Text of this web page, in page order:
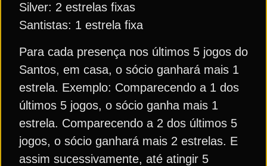
Silver: 2 estrelas fixas
Santistas: 1 estrela fixa
Para cada presença nos últimos 5 jogos do
Santos, em casa, o sócio ganhará mais 1
estrela. Exemplo: Comparecendo a 1 dos
últimos 5 jogos, o sócio ganha mais 1
estrela. Comparecendo a 2 dos últimos 5
jogos, o sócio ganhará mais 2 estrelas. E
assim sucessivamente, até atingir 5